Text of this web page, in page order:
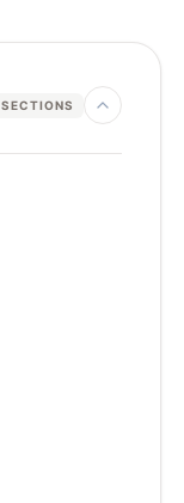
SECTIONS